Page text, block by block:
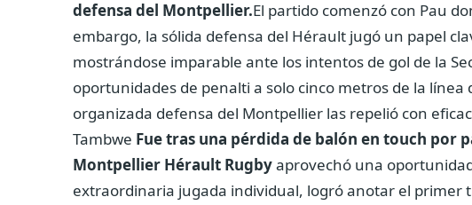
defensa del Montpellier.El partido comenzó con Pau
embargo, la sólida defensa del Hérault jugó un papel
mostrándose imparable ante los intentos de gol de la
oportunidades de penalti a solo cinco metros de la línea
organizada defensa del Montpellier las repelió con
Tambwe Fue tras una pérdida de balón en touch por
Montpellier Hérault Rugbyaprovechó una
extraordinaria jugada individual, logró anotar el primer